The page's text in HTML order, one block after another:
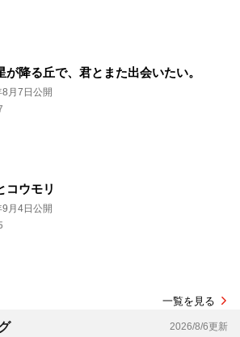
が降る丘で、君とまた出会いたい。
月7日公開
コウモリ
月4日公開
一覧を見る
2026/8/6更新